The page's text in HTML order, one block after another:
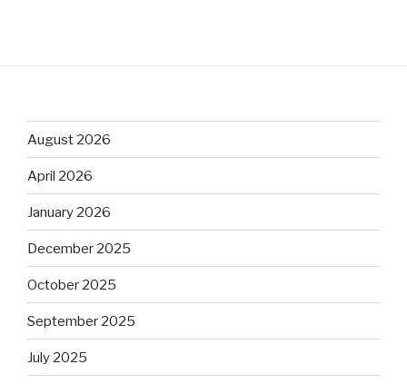
August 2026
April 2026
January 2026
December 2025
October 2025
September 2025
July 2025